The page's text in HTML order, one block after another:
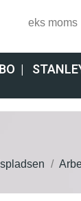
eks moms
|